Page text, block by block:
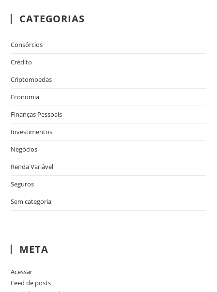
CATEGORIAS
Consórcios
Crédito
Criptomoedas
Economia
Finanças Pessoais
Investimentos
Negócios
Renda Variável
Seguros
Sem categoria
META
Acessar
Feed de posts